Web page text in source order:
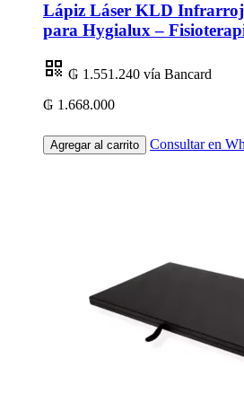
Lápiz Láser KLD
para Hygialux –
₲ 1.551.240 vía Bancard
₲ 1.668.000
Agregar al carrito Consultar en